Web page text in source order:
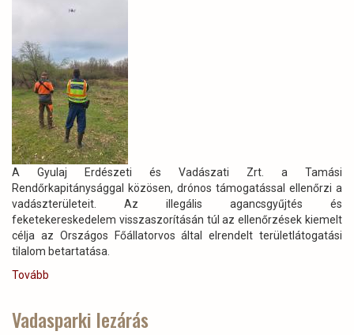
A Gyulaj Erdészeti és Vadászati Zrt. a Tamási
Rendőrkapitánysággal közösen, drónos támogatással ellenőrzi a
vadászterületeit. Az illegális agancsgyűjtés és
feketekereskedelem visszaszorításán túl az ellenőrzések kiemelt
célja az Országos Főállatorvos által elrendelt területlátogatási
tilalom betartatása.
Tovább
megjelent
Vadasparki lezárás